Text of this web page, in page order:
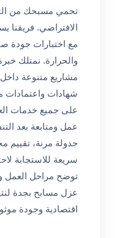
تحمي مسبحك من
الافتراضي. فريقنا
مع اختبارات جودة
والحرارة. نمتلك
مشاريع متنوعة
على جميع خدمات
عمل ومتابعة بعد
جدولة مرنة، تقييم
سريعة للاستجابة
توضح مراحل العمل
عزل مسابح بجدة
اقتصادية وجودة